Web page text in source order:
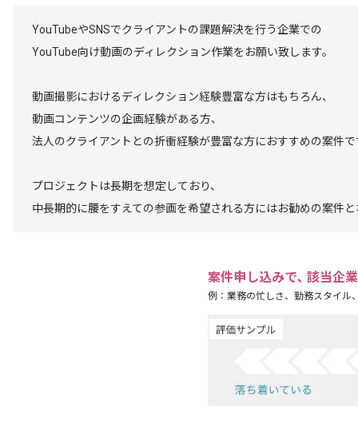
YouTubeやSNSでクライアントの課題解決を行う企業での
YouTube向け動画のディレクション作業をお願い致します。
動画撮影におけるディレクション経験豊富な方はもちろん、
動画コンテンツの企画経験がある方、
法人のクライアントとの折衝経験が豊富な方におすすめの案件で
プロジェクトは長期を想定しており、
中長期的に腰をすえての参画を希望される方にはお勧めの案件
案件申し込みで､ 該当企
例：業務の忙しさ、勤務スタイル